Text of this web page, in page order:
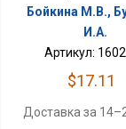
Бойкина М.В.,
И.А.
Артикул:
$17.11
Доставка за